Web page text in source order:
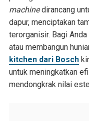
machinedirancang
dapur, menciptakan
terorganisir. Bagi
atau membangun
kitchen dari Bosch
untuk meningkatkan
mendongkrak nilai